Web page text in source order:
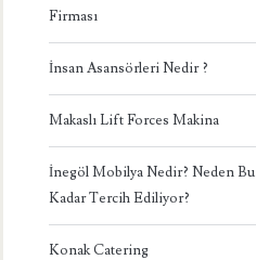
Firması
İnsan Asansörleri Nedir ?
Makaslı Lift Forces Makina
İnegöl Mobilya Nedir? Neden Bu
Kadar Tercih Ediliyor?
Konak Catering